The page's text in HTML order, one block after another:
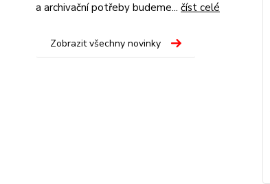
a archivační potřeby budeme... číst celé
Zobrazit všechny novinky